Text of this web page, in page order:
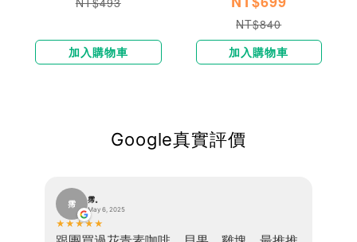
加入購物車
NT$840
加入購物車
Google真實評價
霈 霈。
May 6, 2025
★ ★ ★★ ★